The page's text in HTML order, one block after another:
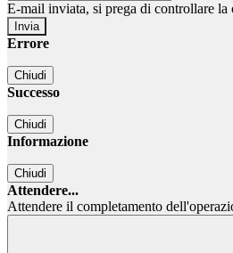
E-mail inviata, si prega di controllare la
Errore
Chiudi
Successo
Chiudi
Informazione
Chiudi
Attendere...
Attendere il completamento